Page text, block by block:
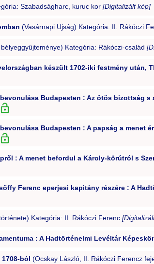
Szabadságharc, kuruc kor [Digitalizált kép]
(Vasárnapi Ujság) Kategória: II. Rákóczi
Kategória: Rákóczi-család
készült 1702-iki festmény után,
Budapesten : Az ötös bizottság
Budapesten : A papság a menet
: A menet befordul a Károly-körútról s
Ferenc eperjesi kapitány részére : A
Kategória: II. Rákóczi Ferenc
: A Hadtörténelmi Levéltár
ból (Ocskay László, II. Rákóczi Ferencz